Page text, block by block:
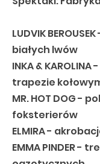
LUDVIK
białych lwów
INKA &
trapezie
MR. HOT DOG -
foksterierów
ELMIRA -
EMMA PINDER -